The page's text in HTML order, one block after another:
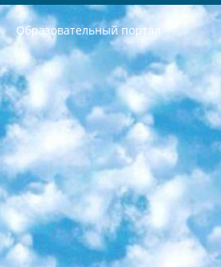
Образовательный портал
РЕСПУБЛИКА УЗБЕКИСТАН МИНИСТРЕРСТВО ДОШКОЛЬНОГО И ШКОЛЬНОГО ОБРАЗОВАНИЯ КОМАНДА в общеобразовательных учреждениях в 2023-2024 учебном году организация и проведение итоговой государственной аттестации обучающихся о Министра дошкольного и школьного образования Республики Узбекистан от 4 марта 2008 года (постановлением Минюста от 20 марта 2008 года № 1778 государственной регистрации) «Итоговое состояние учащихся общего среднего образования на основании положения об утверждении положения об аттестации общего среднего образования выпускной экзамен студентов в образовательных учреждениях в 2023-2024 учебном году В целях организации и прохождения аттестации приказываю: 1. Следующее: перечень предметов, по которым будет проводиться итоговая государственная аттестация и экзамен формы перевода согласно приложению 1; сертификаты международного образца, оценивающие уровень владения иностранными языками перечень согласно приложению 2; 2. Педагогический при специализированных образовательных учреждениях. научно-практический центр квалификации и международной оценки (Д.Давидова) 2024 г. До 25 марта: задания по предметам, по которым будет проводиться итоговая аттестация разработка и утверждение технических условий; итоговая аттестация на основании разработанного предметного задания разработка вопросов по предметам (устно и письменно), экзамен передача; общеобразовательные средние школы и специальные учебные заведения учащиеся выпускных классов школ и интернатов в агентской системе подготовка базы данных экзаменационных материалов и критериев оценки; перевод базы экзаменационных материалов на все языки обучения подать в Республиканский образовательный центр для изготовления; варианты экзаменов на основе разработанных контрольных материалов пусть будут поставлены задачи формирования. 3. Республиканский образовательный центр (Ш.Худайкулов) до 5 апреля 2024 года. до: база данных предоставленных экзаменационных материалов на все языки обучения перевод и экспертиза; для слепых, слабовидящих, глухих, слабослышащих и умственно отсталых детей учащиеся выпускных классов специализированных школ и школ-интернатов база данных экзаменационных материалов на всех преподаваемых языках подготовка критериев оценки; специализированные школы для умственно отсталых детей и технологии для учащихся выпускных классов школ-интернатов разработка соответствующих рекомендаций и критериев проведения ЕГЭ по естествознанию давать задания. 4. Педагогический при специализированных образовательных учреждениях. Научно-практический центр навыков и международной оценки (Д.Давидова), Республика образовательный центр (Худайкулов Ш.) итоговый государственный аттестационный экзамен ориентирован на творческое и логическое мышление при подготовке базы материалов учитывать введение заданий. 5. Следует отметить, что: сертификат государственного образца о знании общеобразовательного предмета и как минимум национальный уровень B1 по предметам на иностранных языках, указанным в Приложении 2. или международно признанный сертификат эквивалентного уровня студенты, изучающие определенный предмет, освобождаются от экзамена; по соответствующим предметам запланирована итоговая государственная аттестация за день до дня, путем жеребьевки Рабочей группой (в письменной форме по предметам, проводимым в форме) из числа сформированных вариантов выбрано 2 варианта; 2 выбранных варианта экзамена анонсированы на официальном сайте министерства и все выпускники по всей стране на основе этих вариантов проводит итоговую государственную аттестацию. 6. Государственное образование учащихся средних общеобразовательных учреждений. знания в соответствии с квалификационными требованиями, которые необходимо приобрести на основании стандартов итоговый (выпускной) контроль для 9 и 11 классов в целях тестирования Экзамены (далее – экзамены) состоят из предметов, перечисленных в приложении 1. будет сделано. 7. Экзамены пройдут с 26 мая по 15 июня 2024 г. (кроме науки физического воспитания). 8. Физическая для учащихся 9 классов общесредних образовательных учреждений. Экзамены по предмету «Образование, квалификация медицина» 1-6 мая 2024 года. сотрудники перевести под присмотр (с отклонениями в физическом или умственном развитии) специализированная школа для детей, школы-интернаты и со сколиозом школы-интернаты санаторного типа для больных детей исключены). 9. Он был слепым, слабовидящим и имел нарушения опорно-двигательного аппарата. экзамены в специализированных школах и интернатах для детей должны проводиться исходя из требований, предъявляемых к общеобразовательным учреждениям (физкультура кроме науки). 10. Специализированная школа для глухих и слабослышащих детей. и экзамены в интернатах и быть реализован в виде письменного теста по математике. 11. Специальность для умственно отсталых детей. Для 9 класса Родной язык и литературное письмо Государственный язык (язык обучения – узбекский). для неклассов) написано Математическое письмо Письменная/устная история Узбекистана Физическое воспитание практично Итоговый контроль Для 11 класса Написание родного языка и литературы (эссе) Математическое письмо Узбекский язык (обучение на узбекском языке) не посещающее общее среднее образование для учреждений)/Образовательное учреждение выбор письменный и устный Иностранный язык письменный/устный Письменная/устная история Узбекистана *По выбору студента:  Химия  Физика  Основы государственного права  География 10 бесплатных образовательных ресурсов - Мы составили подборку онлайн-проектов с интерактивными упражнениями, видеолекциями и статьями. Они помогут вам обрести новые и освежить старые знания бесплатно. 1. «ИНТУИТ» Старейшая образовательная площадка Рунета. Здесь вы найдёте сотни текстовых и видеокурсов на десятки различных тем — от программирования до психологии. Многие курсы подготовлены российскими университетами и крупными международными компаниями вроде Intel и Microsoft. Самостоятельное обучение бесплатное, но желающие могут оплатить услуги персональных наставников. 2. «Смартия» знакомит с актуальными профессиями и подсказывает, как им обучаться. Выбрав заинтересовавшую вас специальность — SMM-специалист, фотограф, веб-дизайнер или другую, — увидите список необходимых для неё умений. Чтобы вы могли освоить их самостоятельно, для каждого умения площадка отображает подборку ссылок на учебные материалы. Хотя «Смартия» ориентируется на русскоязычную аудиторию, часть контента всё же доступна только на английском. 3. «Лекторий Физтеха» Проект Московского физико-технического института (Физтеха). С его помощью вы можете смотреть онлайн серии лекций, записанные на видео в этом вузе. В числе доступных предметов — физика, биология, химия, информационные технологии и другие. К некоторым лекциям администрация ресурса прилагает готовые конспекты, которые можно скачивать в PDF-формате. 4. ITMOcourses Онлайн-площадка Санкт-Петербургского национального исследовательского университета информационных технологий, механики и оптики (ИТМО). Ресурс предоставляет свободный доступ к курсам, разработанным в этом вузе. Каталог материалов разбит на четыре категории: «Оптические системы и технологии», «Приборостроение и робототехника», «Информационные технологии» и «Биотехнологии». Курсы состоят из видеолекций, интерактивных демонстраций и заданий. 5. «КиберЛенинка» Электронная научная библиотека открытого доступа. Каталог площадки регулярно обрастает текстами статей из различных научных изданий. Сгруппированные по журналам и рубрикам публикации можно читать онлайн или скачивать целиком в PDF-формате. Проект